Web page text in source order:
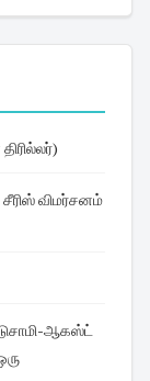
ஆகஸ்ட்